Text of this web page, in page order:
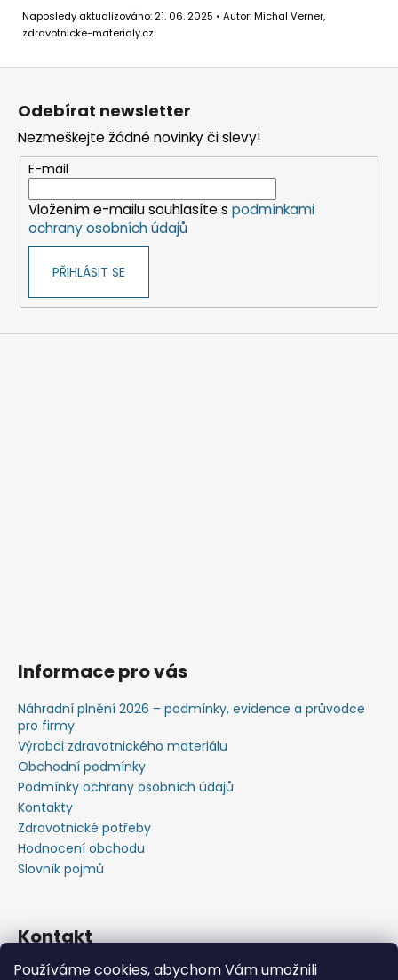
Používáme cookies, abychom Vám umožnili
Naposledy aktualizováno: 21. 06. 2025 • Autor: Michal Verner,
zdravotnicke-materialy.cz
Z
Odebírat newsletter
Nezmeškejte žádné novinky či slevy!
E-mail
Vložením e-mailu souhlasíte s podmínkami
ochrany osobních údajů
PŘIHLÁSIT SE
Informace pro vás
Náhradní plnění 2026 – podmínky, evidence a průvodce
pro firmy
Výrobci zdravotnického materiálu
Obchodní podmínky
Podmínky ochrany osobních údajů
Kontakty
Zdravotnické potřeby
Hodnocení obchodu
Slovník pojmů
Kontakt
+420603583759 ,+420734720049